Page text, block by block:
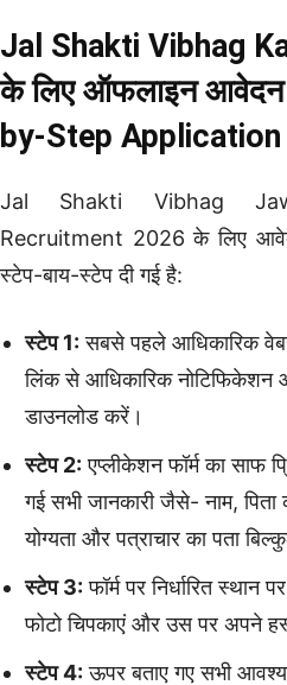
Jal Shakti Vibhag
के लिए ऑफलाइन
by-Step
Jal Shakti Vibhag
Recruitment 2026 के लिए
स्टेप-बाय-स्टेप दी गई है:
स्टेप 1: सबसे पहले आधिकारिक
लिंक से आधिकारिक नोटिफिकेशन
डाउनलोड करें।
स्टेप 2: एप्लीकेशन फॉर्म का साफ
गई सभी जानकारी जैसे- नाम, पिता
योग्यता और पत्राचार का पता
स्टेप 3: फॉर्म पर निर्धारित स्थान
फोटो चिपकाएं और उस पर अपने
स्टेप 4: ऊपर बताए गए सभी